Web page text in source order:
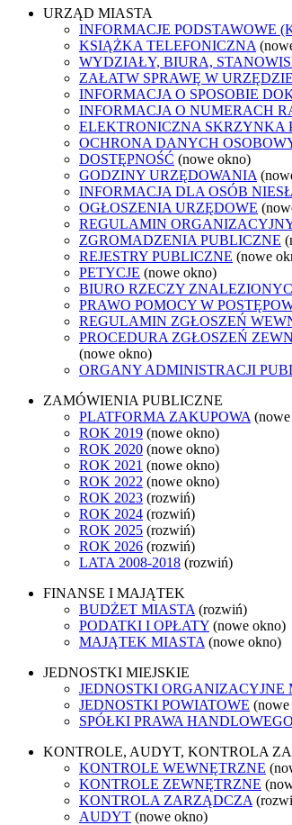
URZĄD MIASTA
INFORMACJE PODSTAWOWE
KSIĄŻKA TELEFONICZNA
WYDZIAŁY, BIURA,
ZAŁATW SPRAWĘ W URZĘDZIE
INFORMACJA O SPOSOBIE
INFORMACJA O NUMERACH
ELEKTRONICZNA SKRZYNKA
OCHRONA DANYCH
DOSTĘPNOŚĆ (nowe okno)
GODZINY URZĘDOWANIA
INFORMACJA DLA OSÓB
OGŁOSZENIA URZĘDOWE
REGULAMIN
ZGROMADZENIA PUBLICZNE
REJESTRY PUBLICZNE (nowe
PETYCJE (nowe okno)
BIURO RZECZY
PRAWO POMOCY W
REGULAMIN ZGŁOSZEŃ
PROCEDURA ZGŁOSZEŃ
(nowe okno)
ORGANY ADMINISTRACJI
ZAMÓWIENIA PUBLICZNE
PLATFORMA ZAKUPOWA
ROK 2019 (nowe okno)
ROK 2020 (nowe okno)
ROK 2021 (nowe okno)
ROK 2022 (nowe okno)
ROK 2023 (rozwiń)
ROK 2024 (rozwiń)
ROK 2025 (rozwiń)
ROK 2026 (rozwiń)
LATA 2008-2018 (rozwiń)
FINANSE I MAJĄTEK
BUDŻET MIASTA (rozwiń)
PODATKI I OPŁATY (nowe okno)
MAJĄTEK MIASTA (nowe okno)
JEDNOSTKI MIEJSKIE
JEDNOSTKI ORGANIZACYJNE
JEDNOSTKI POWIATOWE
SPÓŁKI PRAWA HANDLOWEGO
KONTROLE, AUDYT, KONTROLA
KONTROLE WEWNĘTRZNE
KONTROLE ZEWNĘTRZNE
KONTROLA ZARZĄDCZA
AUDYT (nowe okno)